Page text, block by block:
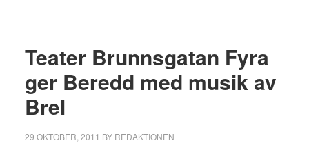
Teater Brunnsgatan Fyra
ger Beredd med musik av
Brel
29 OKTOBER, 2011 BY REDAKTIONEN